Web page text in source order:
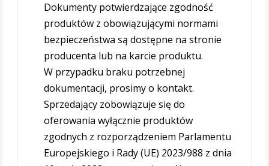
Dokumenty potwierdzające zgodność
produktów z obowiązującymi normami
bezpieczeństwa są dostępne na stronie
producenta lub na karcie produktu.
W przypadku braku potrzebnej
dokumentacji, prosimy o kontakt.
Sprzedający zobowiązuje się do
oferowania wyłącznie produktów
zgodnych z rozporządzeniem Parlamentu
Europejskiego i Rady (UE) 2023/988 z dnia